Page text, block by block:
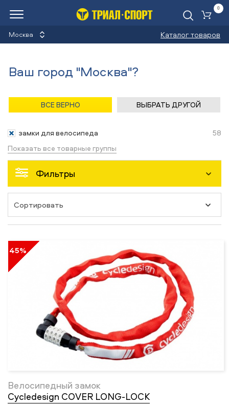
Москва Каталог товаров
0
Аксессуары
замки для велосипеда
58
Показать все товарные группы
Фильтры
45%
Велосипедный замок
Cycledesign COVER LONG-LOCK
Ваш город "Москва"?
ВСЕ ВЕРНО ВЫБРАТЬ ДРУГОЙ